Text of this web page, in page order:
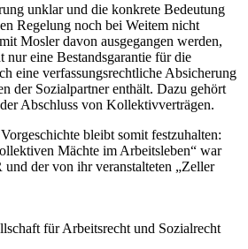
unklarund die konkrete Bedeutung
Regelung noch bei Weitem nicht
Moslerdavon ausgegangen werden,
nur eine Bestandsgarantie für die
eine verfassungsrechtliche Absicherung
der Sozialpartner enthält. Dazu gehört
Abschluss von Kollektivverträgen.
bleibt somit festzuhalten:
Mächte im Arbeitsleben“ war
der von ihr veranstalteten „Zeller
für Arbeitsrecht und Sozialrecht